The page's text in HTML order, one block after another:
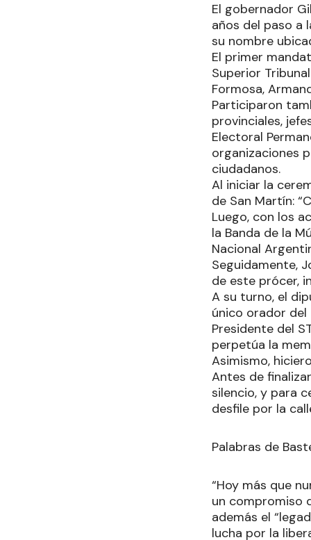
El gobernador
años del paso a
su nombre
El primer
Superior
Formosa,
Participaron
provinciales,
Electoral
organizaciones
ciudadanos.
Al iniciar la
de San Martín:
Luego, con los
la Banda de la
Nacional
Seguidamente,
de este prócer,
A su turno, el
único orador del
Presidente del
perpetúa la
Asimismo,
Antes de
silencio, y para
desfile por la
Palabras de
“Hoy más que
un compromiso
además el
lucha por la